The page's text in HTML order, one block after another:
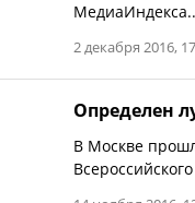
2 декабря 2016,
Определен
В Москве